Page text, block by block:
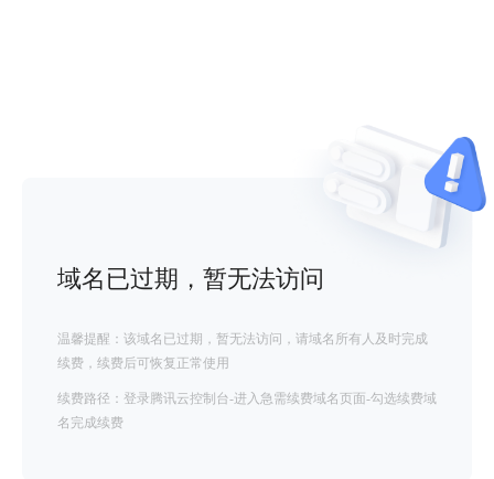
域名已过期，暂无法访问
温馨提醒：该域名已过期，暂无法访问，请域名所有人及时完成
续费，续费后可恢复正常使用
续费路径：登录腾讯云控制台-进入急需续费域名页面-勾选续费域
名完成续费